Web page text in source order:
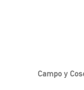
Campo y